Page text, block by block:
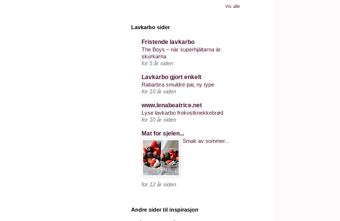
Vis alle
Lavkarbo sider
Fristende lavkarbo
The Boys – när superhjältarna är
skurkarna
for 5 år siden
Lavkarbo gjort enkelt
Rabarbra smuldre pai, ny type
for 10 år siden
www.lenabeatrice.net
Lyse lavkarbo frokostknekkebrød
for 10 år siden
Mat for sjelen...
Smak av sommer...
for 12 år siden
Andre sider til inspirasjon